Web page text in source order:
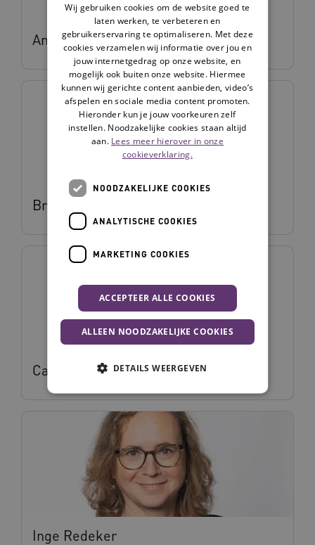
Anneke Gerritsen
Britt van Bladel
Carmen Arensman
Inge Redeker
Wij gebruiken cookies om de website goed te
laten werken, te verbeteren en
gebruikerservaring te optimaliseren. Met deze
cookies verzamelen wij informatie over jou en
jouw internetgedrag op onze website, en
mogelijk ook buiten onze website. Hiermee
kunnen wij gerichte content aanbieden, video’s
afspelen en sociale media content promoten.
Hieronder kun je jouw voorkeuren zelf
instellen. Noodzakelijke cookies staan altijd
aan. Lees meer hierover in onze
cookieverklaring.
NOODZAKELIJKE COOKIES
ANALYTISCHE COOKIES
MARKETING COOKIES
ACCEPTEER ALLE COOKIES
ALLEEN NOODZAKELIJKE COOKIES
DETAILS WEERGEVEN
Noodzakelijke cookies
Analytische cookies
Marketing cookies
Deze functionele en technische cookies zorgen
ervoor dat de website werkt. Deze cookies
worden altijd geplaatst en maken geen inbreuk
op uw privacy.
__Secure-ROLLOUT_TOKEN